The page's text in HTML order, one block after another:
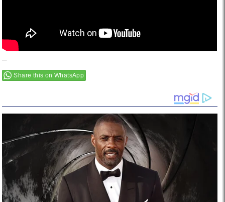
–
Share this on WhatsApp